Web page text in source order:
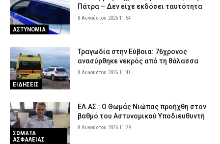
ΑΣΤΥΝΟΜΙΑ
Πάτρα – Δεν είχε εκδόσει ταυτότητα
8 Αυγούστου 2026 11:54
ΕΙΔΗΣΕΙΣ
Τραγωδία στην Εύβοια: 76χρονος
ανασύρθηκε νεκρός από τη θάλασσα
8 Αυγούστου 2026 11:41
ΣΩΜΑΤΑ
ΑΣΦΑΛΕΙΑΣ
ΕΛ.ΑΣ.: Ο Θωμάς Νιώπας προήχθη στον
βαθμό του Αστυνομικού Υποδιευθυντή
8 Αυγούστου 2026 11:29